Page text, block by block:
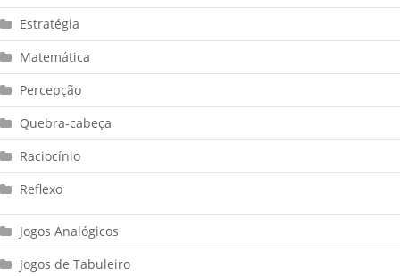
Estratégia
Matemática
Percepção
Quebra-cabeça
Raciocínio
Reflexo
Jogos Analógicos
Jogos de Tabuleiro